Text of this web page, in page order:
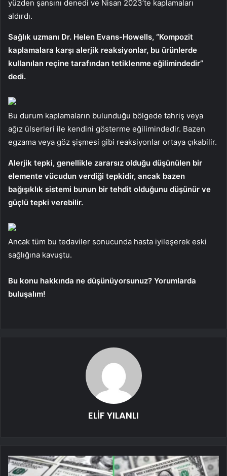
yüzden şansını denedi ve Nisan 2023’te kaplamaları
aldırdı.
Sağlık uzmanı Dr. Helen Evans-Howells, “Kompozit
kaplamalara karşı alerjik reaksiyonlar, bu ürünlerde
kullanılan reçine tarafından tetiklenme eğilimindedir”
dedi.
Bu durum kaplamaların bulunduğu bölgede tahriş veya
ağız ülserleri ile kendini gösterme eğilimindedir. Bazen
egzama veya göz şişmesi gibi reaksiyonlar ortaya çıkabilir.
Alerjik tepki, genellikle zararsız olduğu düşünülen bir
elemente vücudun verdiği tepkidir, ancak bazen
bağışıklık sistemi bunun bir tehdit olduğunu düşünür ve
güçlü tepki verebilir.
Ancak tüm bu tedaviler sonucunda hasta iyileşerek eski
sağlığına kavuştu.
Bu konu hakkında ne düşünüyorsunuz? Yorumlarda
buluşalım!
ELİF YILANLI